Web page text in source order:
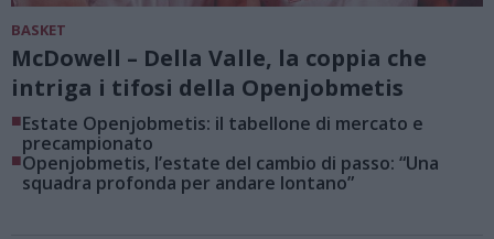
BASKET
McDowell – Della Valle, la coppia che
intriga i tifosi della Openjobmetis
■Estate Openjobmetis: il tabellone di mercato e
precampionato
■Openjobmetis, l’estate del cambio di passo: “Una
squadra profonda per andare lontano”